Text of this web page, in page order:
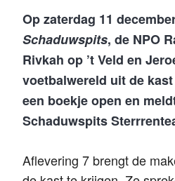
Op zaterdag 11
Schaduwspits, de NPO
Rivkah op ’t Veld en
voetbalwereld uit de
een boekje open en
Schaduwspits
Aflevering 7 brengt de